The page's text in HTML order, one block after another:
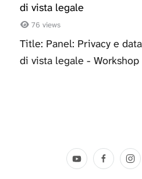
di vista legale
76 views
Title: Panel: Privacy e
di vista legale - Workshop